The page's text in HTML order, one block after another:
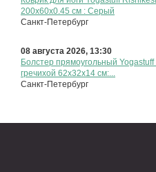
08 августа 2026, 15:25
Коврик для йоги Yogastuff Rishikesh
Санкт-Петербург
08 августа 2026, 13:30
Болстер прямоугольный Yogastuff с